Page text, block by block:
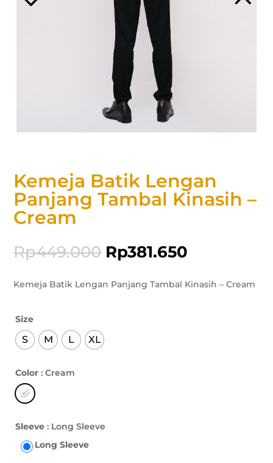
Kemeja Batik Lengan
Panjang Tambal Kinasih –
Cream
Rp449.000 Rp381.650
Kemeja Batik Lengan Panjang Tambal Kinasih – Cream
Size
S M L XL
Color : Cream
Sleeve : Long Sleeve
Long Sleeve